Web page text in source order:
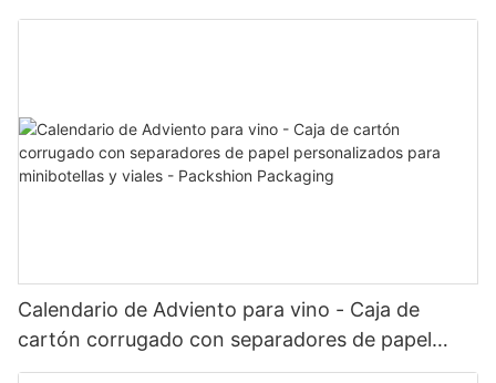
y exhibición del producto - Packshion Packaging
Calendario de Adviento para vino - Caja de
cartón corrugado con separadores de papel
personalizados para minibotellas y viales -